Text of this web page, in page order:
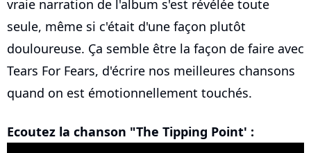
vraie narration de l'album s'est révélée toute
seule, même si c'était d'une façon plutôt
douloureuse. Ça semble être la façon de faire avec
Tears For Fears, d'écrire nos meilleures chansons
quand on est émotionnellement touchés.
Ecoutez la chanson "The Tipping Point' :